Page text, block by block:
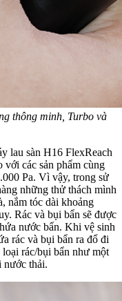
thông minh, Turbo và
lau sàn H16 FlexReach
với các sản phẩm cùng
Pa. Vì vậy, trong sử
những thử thách mình
nắm tóc dài khoảng
Rác và bụi bẩn sẽ được
nước bẩn. Khi vệ sinh
rác và bụi bẩn ra đổ đi
rác/bụi bẩn như một
nước thải.